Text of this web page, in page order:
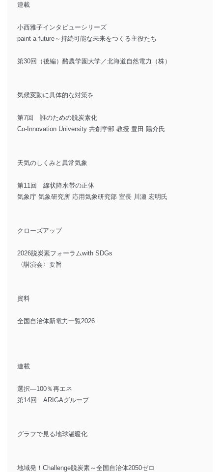
連載
小西雅子インタビューシリーズ
paint a future～持続可能な未来をつくる主役たち
第30回（後編）酪農学園大学／北海道自然電力（株）
気候変動に具体的な対策を
第7回 誰のための脱炭素化
Co-Innovation University 共創学部 教授 豊田 陽介氏
天気のしくみと異常気象
第11回 線状降水帯の正体
気象庁 気象研究所 応用気象研究部 室長 川瀬 宏明氏
クローズアップ
2026脱炭素フォーラムwith SDGs
〈講演会〉要旨
資料
全国自治体新電力一覧2026
連載
選択―100％再エネ
第14回 ARIGAグループ
グラフで見る地球温暖化
地域発！Challenge脱炭素～全国自治体2050ゼロ